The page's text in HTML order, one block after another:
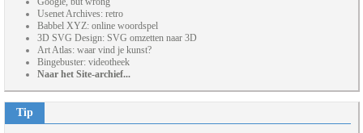
Usenet Archives: retro
Babbel XYZ: online woordspel
3D SVG Design: SVG omzetten naar 3D
Art Atlas: waar vind je kunst?
Bingebuster: videotheek
Naar het Site-archief...
Tip